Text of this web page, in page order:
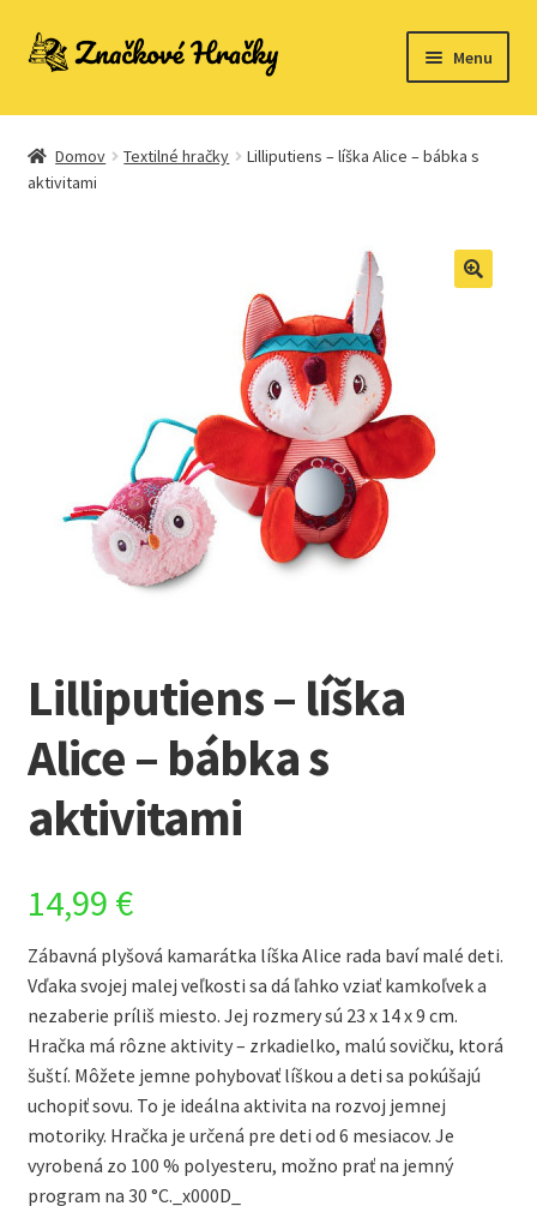
Preskočiť
Preskočiť
Menu
Domovská stránka
Kontakt
Domov Textilné hračky
Lilliputiens – líška Alice – bábka s
aktivitami
Lilliputiens – líška
Alice – bábka s
aktivitami
14,99 €
Zábavná plyšová kamarátka líška Alice rada baví malé deti.
Vďaka svojej malej veľkosti sa dá ľahko vziať kamkoľvek a
nezaberie príliš miesto. Jej rozmery sú 23 x 14 x 9 cm.
Hračka má rôzne aktivity – zrkadielko, malú sovičku, ktorá
šuští. Môžete jemne pohybovať líškou a deti sa pokúšajú
uchopiť sovu. To je ideálna aktivita na rozvoj jemnej
motoriky. Hračka je určená pre deti od 6 mesiacov. Je
vyrobená zo 100 % polyesteru, možno prať na jemný
program na 30 °C._x000D_